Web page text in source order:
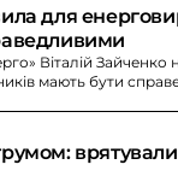
для
Віталій Зайченко
мають бути